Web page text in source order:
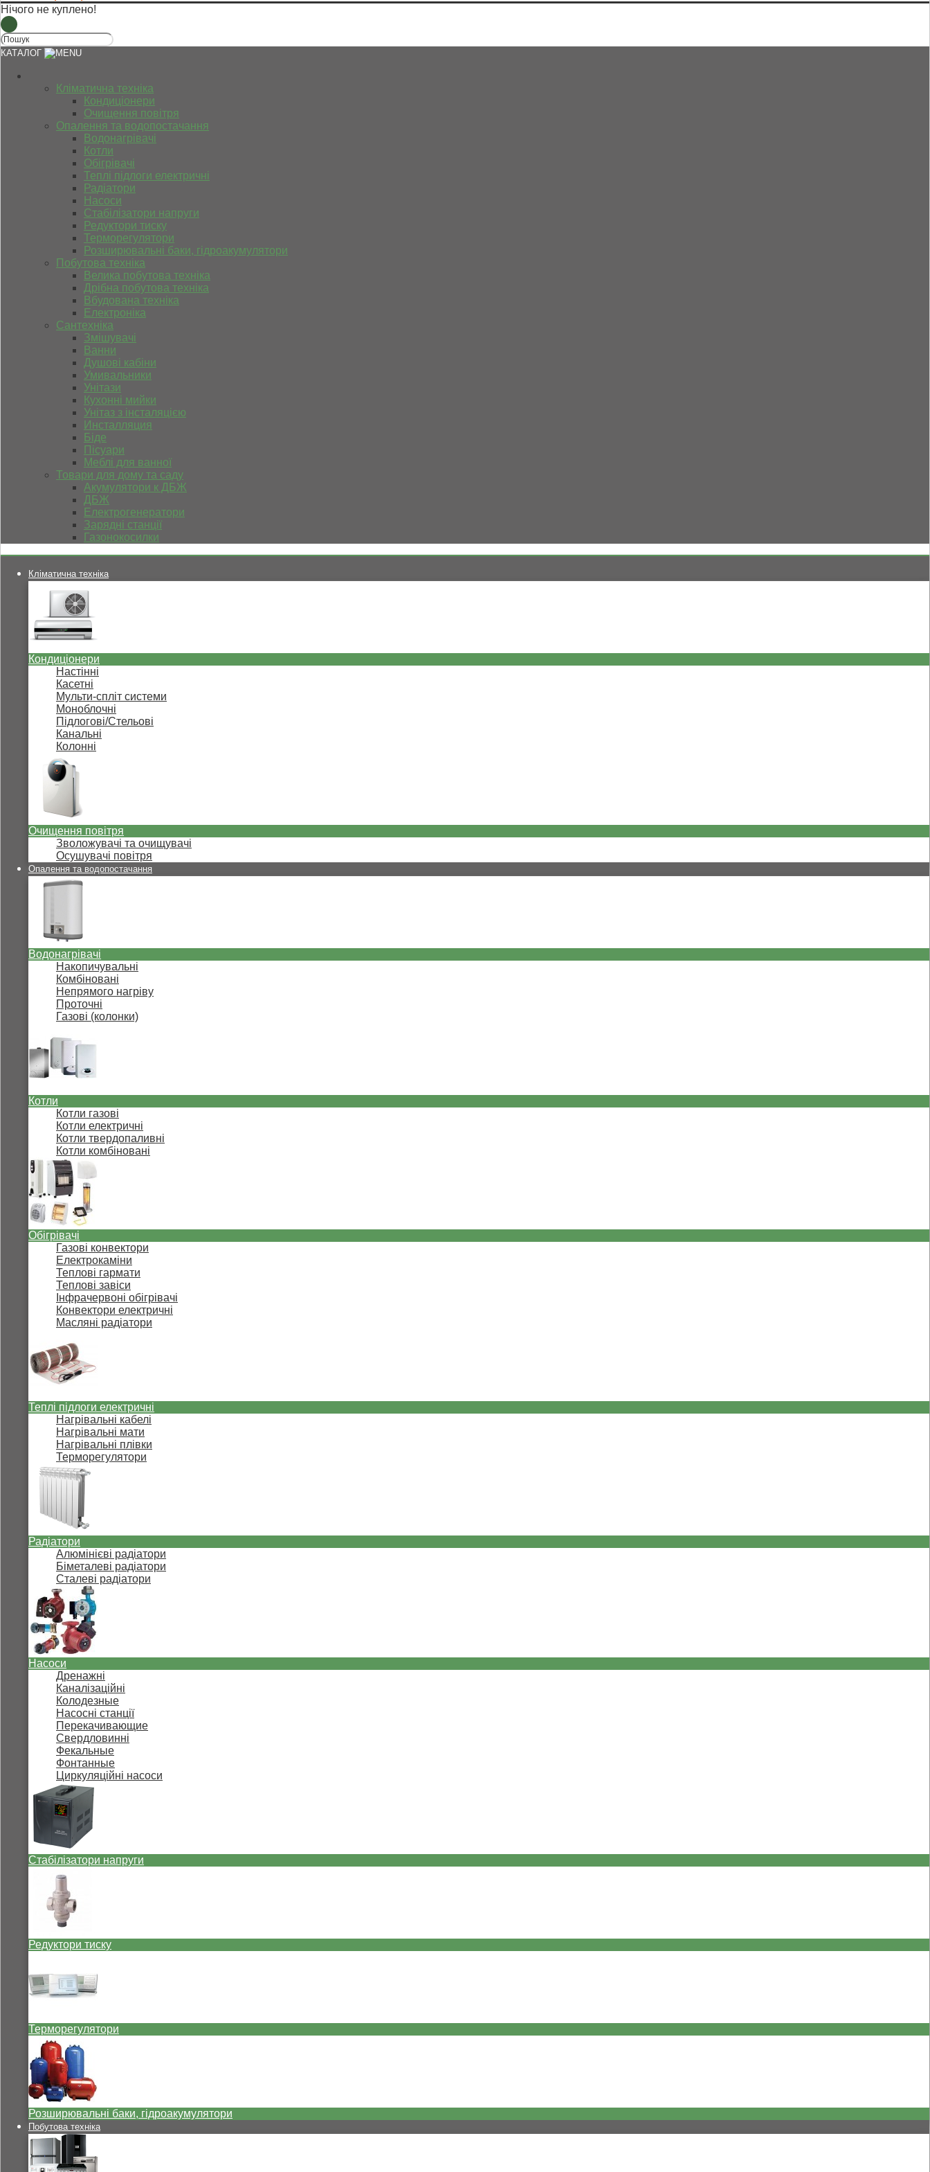
Нічого не куплено!
КАТАЛОГ
Кліматична техніка
Кондиціонери
Очищення повітря
Опалення та водопостачання
Водонагрівачі
Котли
Обігрівачі
Теплі підлоги електричні
Радіатори
Насоси
Стабілізатори напруги
Редуктори тиску
Терморегулятори
Розширювальні баки, гідроакумулятори
Побутова техніка
Велика побутова техніка
Дрібна побутова техніка
Вбудована техніка
Електроніка
Сантехніка
Змішувачі
Ванни
Душові кабіни
Умивальники
Унітази
Кухонні мийки
Унітаз з інсталяцією
Инсталляция
Біде
Пісуари
Меблі для ванної
Товари для дому та саду
Акумулятори к ДБЖ
ДБЖ
Електрогенератори
Зарядні станції
Газонокосилки
Кліматична техніка
Кондиціонери
Настінні
Касетні
Мульти-спліт системи
Моноблочні
Підлогові/Стельові
Канальні
Колонні
Очищення повітря
Зволожувачі та очищувачі
Осушувачі повітря
Опалення та водопостачання
Водонагрівачі
Накопичувальні
Комбіновані
Непрямого нагріву
Проточні
Газові (колонки)
Котли
Котли газові
Котли електричні
Котли твердопаливні
Котли комбіновані
Обігрівачі
Газові конвектори
Електрокаміни
Теплові гармати
Теплові завіси
Інфрачервоні обігрівачі
Конвектори електричні
Масляні радіатори
Теплі підлоги електричні
Нагрівальні кабелі
Нагрівальні мати
Нагрівальні плівки
Терморегулятори
Радіатори
Алюмінієві радіатори
Біметалеві радіатори
Сталеві радіатори
Насоси
Дренажні
Каналізаційні
Колодезные
Насосні станції
Перекачивающие
Свердловинні
Фекальные
Фонтанные
Циркуляційні насоси
Стабілізатори напруги
Редуктори тиску
Терморегулятори
Розширювальні баки, гідроакумулятори
Побутова техніка